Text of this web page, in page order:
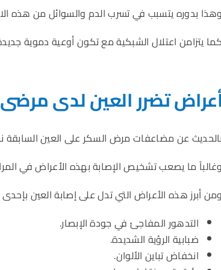
وهذا بدوره يتسبب في تسرب الدم والسوائل من هذه
كما يتزامن اعتلال الشبكية مع تكون أوعية دموية
تضرر العين لدى
بالحديث عن مضاعفات مرض السكر على العين السابقة
وغالباً ما يصعب تشخيص الإصابة بهذه الأعراض في
ومن أبرز هذه الأعراض التي تدل على إصابة العين
التدهور المفاجئ في جودة الإبصار.
ضبابية الرؤية الشديدة.
انخفاض تباين الألوان.